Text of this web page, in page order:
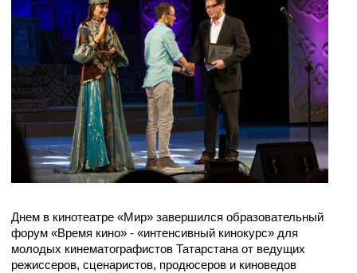
Днем в кинотеатре «Мир» завершился образовательный
форум «Время кино» - «интенсивный кинокурс» для
молодых кинематографистов Татарстана от ведущих
режиссеров, сценаристов, продюсеров и киноведов